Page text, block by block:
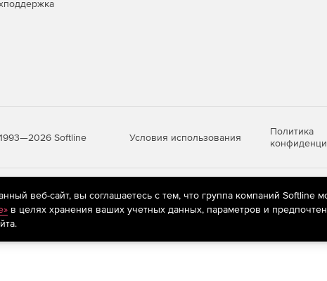
Softline Условия использования
Политика
рекомендательные технологии(информационные технологии
пользователей сети «Интернет», находящихся на
веб-сайт, вы соглашаетесь с тем, что группа компаний Softline
в целях хранения ваших учетных данных, параметров и